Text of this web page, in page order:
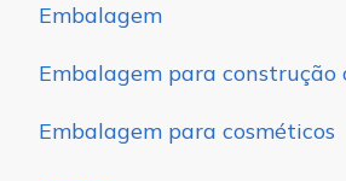
Embalagem
Embalagem para construção
Embalagem para cosméticos